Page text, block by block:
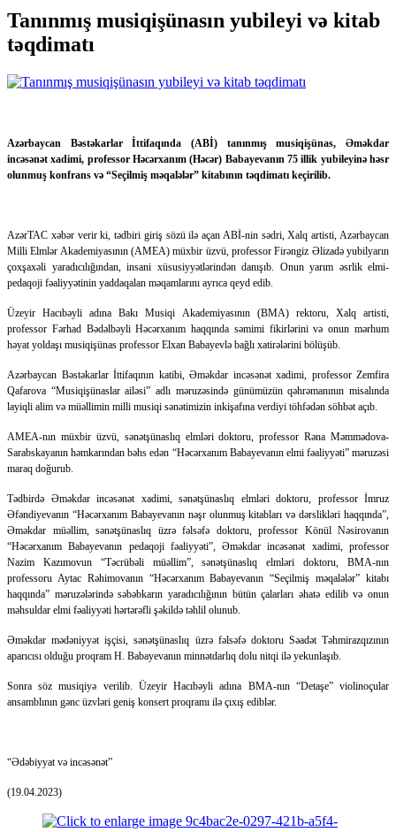
Tanınmış musiqişünasın yubileyi və kitab
təqdimatı
Azərbaycan Bəstəkarlar İttifaqında (ABİ) tanınmış musiqişünas, Əməkdar
incəsənət xadimi, professor Həcərxanım (Həcər) Babayevanın 75 illik yubileyinə həsr
olunmuş konfrans və “Seçilmiş məqalələr” kitabının təqdimatı keçirilib.
AzərTAC xəbər verir ki, tədbiri giriş sözü ilə açan ABİ-nin sədri, Xalq artisti, Azərbaycan
Milli Elmlər Akademiyasının (AMEA) müxbir üzvü, professor Firəngiz Əlizadə yubilyarın
çoxşaxəli yaradıcılığından, insani xüsusiyyətlərindən danışıb. Onun yarım əsrlik elmi-
pedaqoji fəaliyyətinin yaddaqalan məqamlarını ayrıca qeyd edib.
Üzeyir Hacıbəyli adına Bakı Musiqi Akademiyasının (BMA) rektoru, Xalq artisti,
professor Fərhad Bədəlbəyli Həcərxanım haqqında səmimi fikirlərini və onun mərhum
həyat yoldaşı musiqişünas professor Elxan Babayevlə bağlı xatirələrini bölüşüb.
Azərbaycan Bəstəkarlar İttifaqının katibi, Əməkdar incəsənət xadimi, professor Zemfira
Qafarova “Musiqişünaslar ailəsi” adlı məruzəsində günümüzün qəhrəmanının misalında
layiqli alim və müəllimin milli musiqi sənətimizin inkişafına verdiyi töhfədən söhbət açıb.
AMEA-nın müxbir üzvü, sənətşünaslıq elmləri doktoru, professor Rəna Məmmədova-
Sarabskayanın həmkarından bəhs edən “Həcərxanım Babayevanın elmi fəaliyyəti” məruzəsi
maraq doğurub.
Tədbirdə Əməkdar incəsənət xadimi, sənətşünaslıq elmləri doktoru, professor İmruz
Əfəndiyevanın “Həcərxanım Babayevanın nəşr olunmuş kitabları və dərslikləri haqqında”,
Əməkdar müəllim, sənətşünaslıq üzrə fəlsəfə doktoru, professor Könül Nəsirovanın
“Həcərxanım Babayevanın pedaqoji fəaliyyəti”, Əməkdar incəsənət xadimi, professor
Nazim Kazımovun “Təcrübəli müəllim”, sənətşünaslıq elmləri doktoru, BMA-nın
professoru Aytac Rəhimovanın “Həcərxanım Babayevanın “Seçilmiş məqalələr” kitabı
haqqında” məruzələrində səbəbkarın yaradıcılığının bütün çalarları əhatə edilib və onun
məhsuldar elmi fəaliyyəti hərtərəfli şəkildə təhlil olunub.
Əməkdar mədəniyyət işçisi, sənətşünaslıq üzrə fəlsəfə doktoru Səadət Təhmirazqızının
aparıcısı olduğu proqram H. Babayevanın minnətdarlıq dolu nitqi ilə yekunlaşıb.
Sonra söz musiqiyə verilib. Üzeyir Hacıbəyli adına BMA-nın “Detaşe” violinoçular
ansamblının gənc üzvləri geniş konsert proqramı ilə çıxış ediblər.
“Ədəbiyyat və incəsənət”
(19.04.2023)